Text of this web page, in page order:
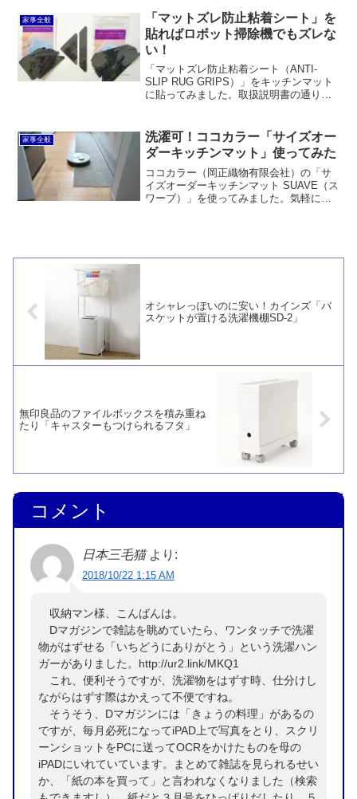
できるようになっています。持ち運びや
すい、収納スペースが少ないのがメリッ
ト。耐久性も十分だと思います。
家事全般
「マットズレ防止粘着シート」を
貼ればロボット掃除機でもズレな
い！
「マットズレ防止粘着シート（ANTI-
SLIP RUG GRIPS）」をキッチンマット
に貼ってみました。取扱説明書の通りに
裏表で粘着力が異なるものを使用してお
り、カーペットの裏に強力に貼り付くか
らです。
家事全般
洗濯可！ココカラー「サイズオー
ダーキッチンマット」使ってみた
ココカラー（岡正織物有限会社）の「サ
イズオーダーキッチンマット SUAVE（ス
ワーブ）」を使ってみました。気軽に洗
オシャレっぽいのに安い！カインズ「バ
スケットが置ける洗濯機棚SD-2」
無印良品のファイルボックスを積み重ね
たり「キャスターもつけられるフタ」
コメント
日本三毛猫 より:
2018/10/22 1:15 AM
収納マン様、こんばんは。
Dマガジンで雑誌を眺めていたら、ワンタッチで洗濯
物がはずせる「いちどうにありがとう」という洗濯ハン
ガーがありました。http://ur2.link/MKQ1
これ、便利そうですが、洗濯物をはずす時、仕分けし
ながらはずす際はかえって不便ですね。
そうそう、Dマガジンには「きょうの料理」があるの
ですが、毎月必死になってiPAD上で写真をとり、スクリ
ーンショットをPCに送ってOCRをかけたものを母の
iPADにいれていています。まとめて雑誌を見られるせい
か、「紙の本を買って」と言われなくなりました（検索